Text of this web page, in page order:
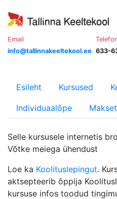
Email
info@tallinnakeeltekool.ee 633-
Esileht Kursused
Individuaalõpe
Selle kursusele internetis
Võtke meiega ühendust
Loe ka Koolituslepingut.
aktsepteerib õppija
kursuse infos toodud